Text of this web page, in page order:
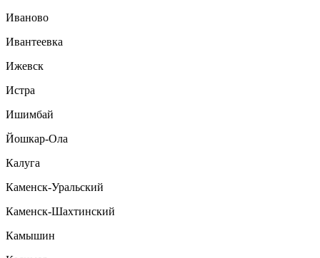
Иваново
Ивантеевка
Ижевск
Истра
Ишимбай
Йошкар-Ола
Калуга
Каменск-Уральский
Каменск-Шахтинский
Камышин